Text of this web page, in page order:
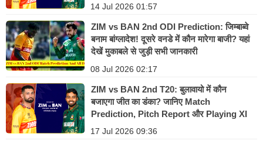
14 Jul 2026 01:57
ZIM vs BAN 2nd ODI Prediction: जिम्बाब्वे
बनाम बांग्लादेश! दूसरे वनडे में कौन मारेगा बाजी? यहां
देखें मुकाबले से जुड़ी सभी जानकारी
08 Jul 2026 02:17
ZIM vs BAN 2nd T20: बुलावायो में कौन
बजाएगा जीत का डंका? जानिए Match
Prediction, Pitch Report और Playing XI
17 Jul 2026 09:36